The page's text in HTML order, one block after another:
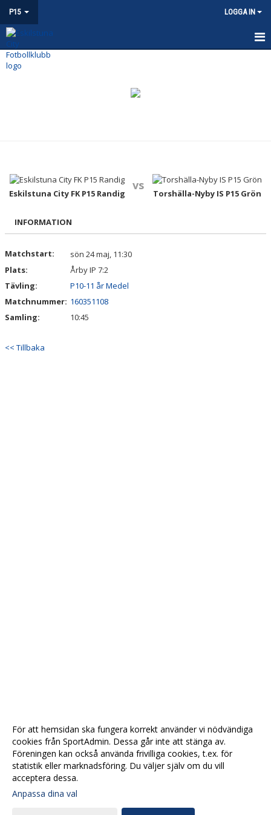
P15 LOGGA IN
P15
BILDGALLERI
DOKUMENT
Eskilstuna City FK P15 Randig
vs
Torshälla-Nyby IS P15 Grön
INFORMATION
Matchstart:
sön 24 maj, 11:30
Plats:
Årby IP 7:2
Tävling:
P10-11 år Medel
Matchnummer: 160351108
Samling:
10:45
<< Tillbaka
För att hemsidan ska fungera korrekt använder vi nödvändiga
cookies från SportAdmin. Dessa går inte att stänga av.
Föreningen kan också använda frivilliga cookies, t.ex. för
statistik eller marknadsföring. Du väljer själv om du vill
acceptera dessa.
Anpassa dina val